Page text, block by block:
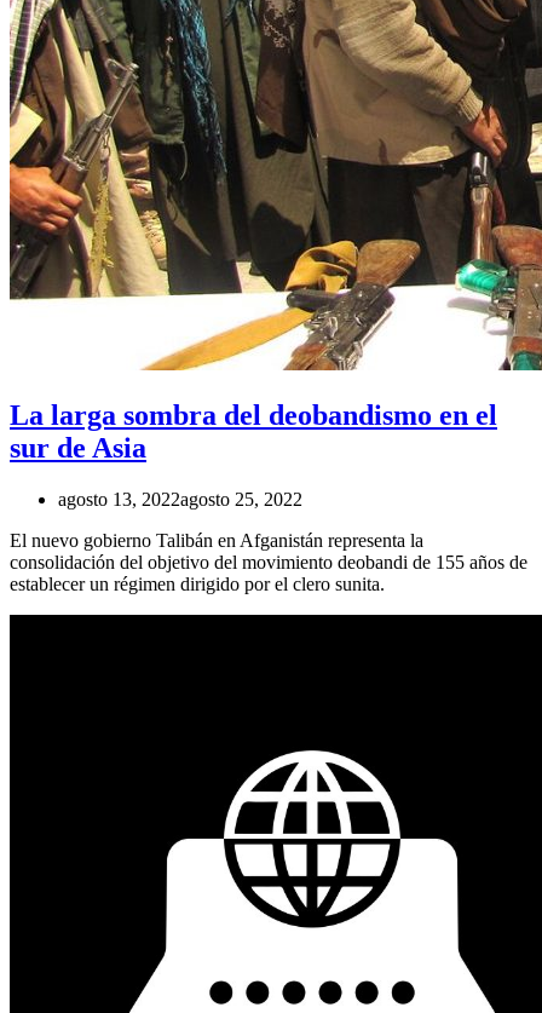
La larga sombra del deobandismo en el
sur de Asia
agosto 13, 2022agosto 25, 2022
El nuevo gobierno Talibán en Afganistán representa la
consolidación del objetivo del movimiento deobandi de 155 años de
establecer un régimen dirigido por el clero sunita.